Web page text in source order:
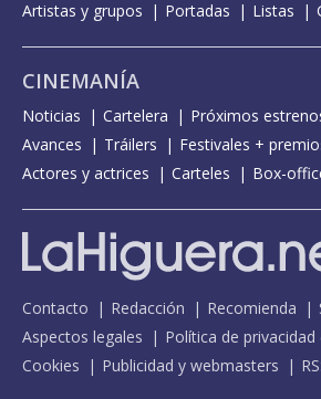
Artistas y grupos
Portadas Listas
CINEMANÍA
Noticias Cartelera Próximos
Avances
Tráilers
Festivales +
Actores y actrices
Carteles Box-
Contacto Redacción Recomienda
Aspectos legales
Política de privacidad
Cookies
Publicidad y webmasters